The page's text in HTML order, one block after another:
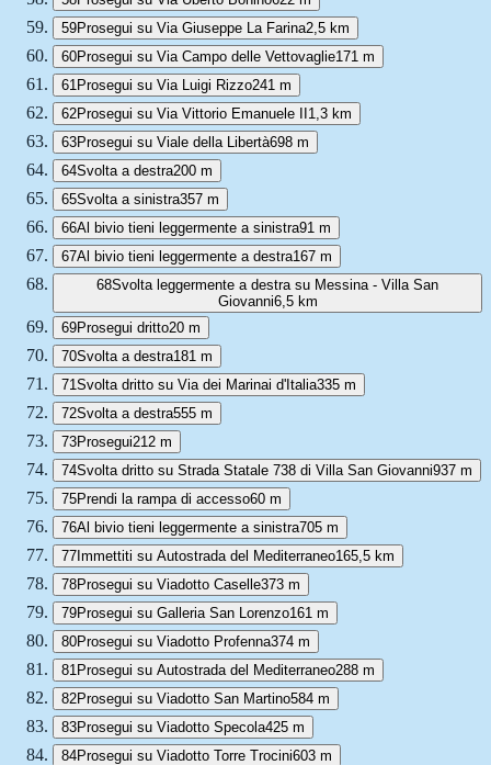
59Prosegui su Via Giuseppe La Farina2,5 km
60Prosegui su Via Campo delle Vettovaglie171 m
61 Prosegui su Via Luigi Rizzo241 m
62Prosegui su Via Vittorio Emanuele II1,3 km
63Prosegui su Viale della Libertà698 m
64Svolta a destra200 m
65Svolta a sinistra357 m
66Al bivio tieni leggermente a sinistra91 m
67Al bivio tieni leggermente a destra167 m
68Svolta leggermente a destra su Messina - Villa San
Giovanni6,5 km
69Prosegui dritto20 m
70Svolta a destra181 m
71Svolta dritto su Via dei Marinai d'Italia335 m
72Svolta a destra555 m
73Prosegui212 m
74Svolta dritto su Strada Statale 738 di Villa San Giovanni937 m
75Prendi la rampa di accesso60 m
76Al bivio tieni leggermente a sinistra705 m
77Immettiti su Autostrada del Mediterraneo165,5 km
78Prosegui su Viadotto Caselle373 m
79Prosegui su Galleria San Lorenzo161 m
80Prosegui su Viadotto Profenna374 m
81 Prosegui su Autostrada del Mediterraneo288 m
82Prosegui su Viadotto San Martino584 m
83Prosegui su Viadotto Specola425 m
84Prosegui su Viadotto Torre Trocini603 m